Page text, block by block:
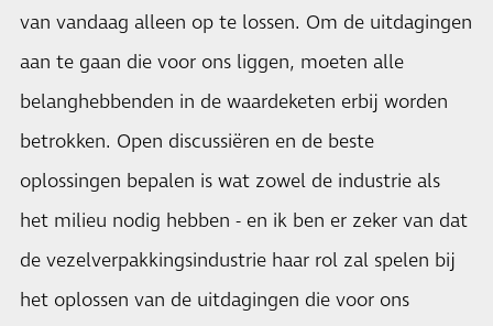
van vandaag alleen op te lossen. Om de uitdagingen
aan te gaan die voor ons liggen, moeten alle
belanghebbenden in de waardeketen erbij worden
betrokken. Open discussiëren en de beste
oplossingen bepalen is wat zowel de industrie als
het milieu nodig hebben - en ik ben er zeker van dat
de vezelverpakkingsindustrie haar rol zal spelen bij
het oplossen van de uitdagingen die voor ons